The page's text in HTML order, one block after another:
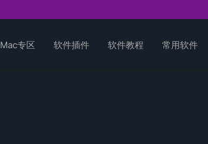
Mac专区 软件插件 软件教程 常用软件